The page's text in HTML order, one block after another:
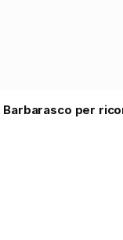
per